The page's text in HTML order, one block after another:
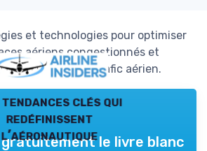
et technologies pour optimiser
aériens congestionnés et
et l'efficacité du trafic aérien.
tendances clés qui
redéfinissent
l’aéronautique
gratuitement le livre blanc